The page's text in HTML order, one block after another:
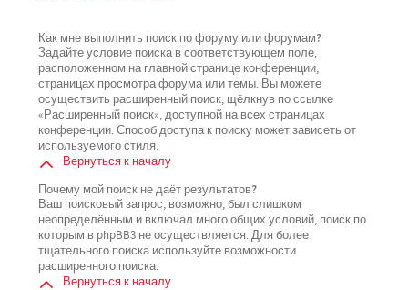
Как мне выполнить поиск по форуму или форумам?
Задайте условие поиска в соответствующем поле,
расположенном на главной странице конференции,
страницах просмотра форума или темы. Вы можете
осуществить расширенный поиск, щёлкнув по ссылке
«Расширенный поиск», доступной на всех страницах
конференции. Способ доступа к поиску может зависеть от
используемого стиля.
Вернуться к началу
Почему мой поиск не даёт результатов?
Ваш поисковый запрос, возможно, был слишком
неопределённым и включал много общих условий, поиск по
которым в phpBB3 не осуществляется. Для более
тщательного поиска используйте возможности
расширенного поиска.
Вернуться к началу